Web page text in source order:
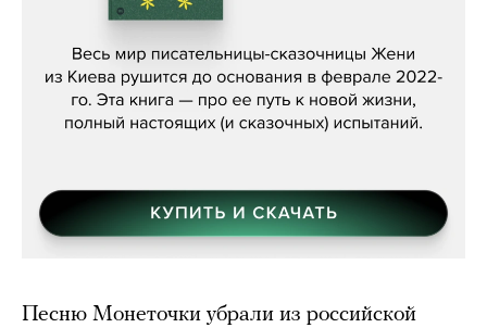
Женя Бережная, «(Не) о войне»
Песню Монеточки убрали из российской